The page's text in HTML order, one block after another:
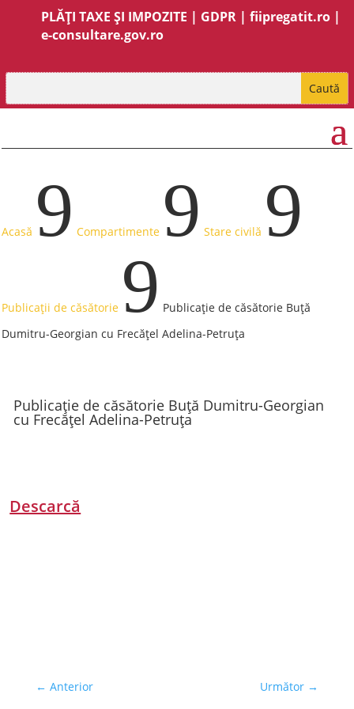
PLĂȚI TAXE ȘI IMPOZITE | GDPR |fiipregatit.ro |
e-consultare.gov.ro
Acasă 9 Compartimente 9 Stare civilă 9
Publicații de căsătorie 9 Publicație de căsătorie Buță
Dumitru-Georgian cu Frecățel Adelina-Petruța
Publicație de căsătorie Buță Dumitru-Georgian
cu Frecățel Adelina-Petruța
Descarcă
← Anterior Următor →